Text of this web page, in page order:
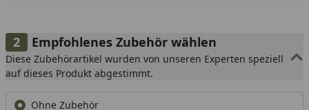
Empfohlenes Zubehör wählen
Diese Zubehörartikel wurden von unseren Experten speziell
auf dieses Produkt abgestimmt.
Ohne Zubehör